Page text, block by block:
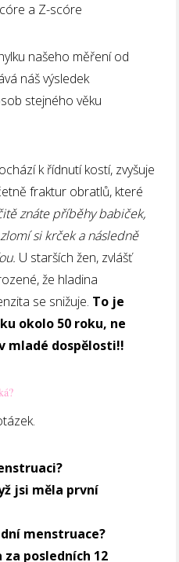
a Z-scóre
našeho měření od
náš výsledek
stejného věku
k řídnutí kostí, zvyšuje
fraktur obratlů, které
znáte příběhy babiček,
si krček a následně
U starších žen, zvlášť
že hladina
se snižuje. To je
okolo 50 roku, ne
mladé dospělosti!!
jsi měla první
menstruace?
posledních 12